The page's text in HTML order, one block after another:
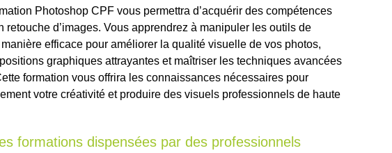
Photoshop CPF vous permettra d’acquérir des compétences
retouche d’images. Vous apprendrez à manipuler les outils de
efficace pour améliorer la qualité visuelle de vos photos,
graphiques attrayantes et maîtriser les techniques avancées
formation vous offrira les connaissances nécessaires pour
votre créativité et produire des visuels professionnels de haute
formations dispensées par des professionnels